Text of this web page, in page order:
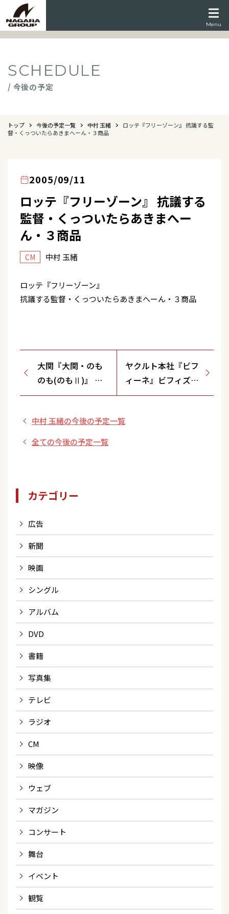
Menu
SCHEDULE
/ 今後の予定
トップ 今後の予定一覧 中村 玉緒
ロッテ『フリーゾーン』 抗議する監
督・くっついたらあきまへーん・３商品
2005/09/11
ロッテ『フリーゾーン』 抗議する
監督・くっついたらあきまへー
ん・３商品
CM 中村 玉緒
ロッテ『フリーゾーン』
抗議する監督・くっついたらあきまへーん・３商品
大関『大関・のも
のも(のもⅡ)』 最
近増えましたなの
の改札～
ヤクルト本社『ビフ
ィーネ』ビフィズス
菌チェック・グッチ
中村 玉緒の今後の予定一覧
全ての今後の予定一覧
カテゴリー
広告
新聞
映画
シングル
アルバム
DVD
書籍
写真集
テレビ
ラジオ
CM
映像
ウェブ
マガジン
コンサート
舞台
イベント
観覧